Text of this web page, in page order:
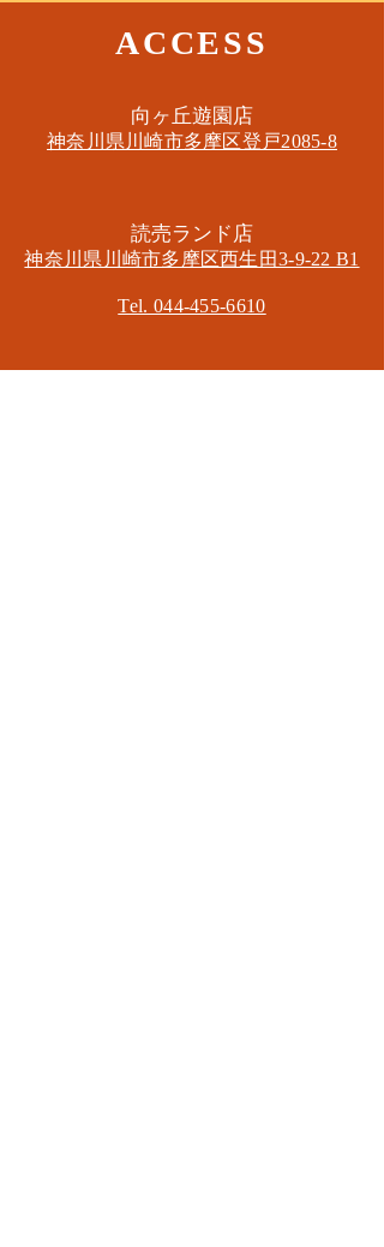
ACCESS
​向ヶ丘遊園店
神奈川県川崎市多摩区​登戸2085-8
​読売ランド店
神奈川県川崎市多摩区​西生田3-9-22 B1
Tel. 044-455-6610